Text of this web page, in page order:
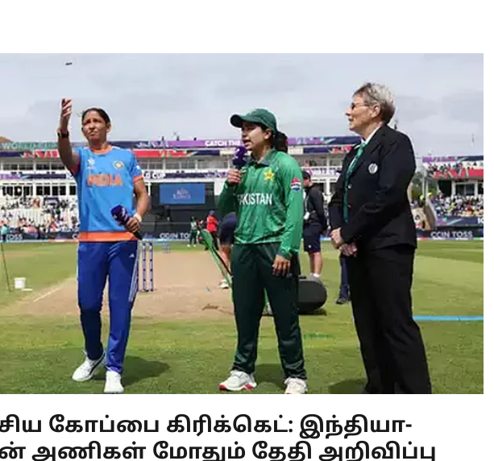
கோப்பை கிரிக்கெட்: இந்தியா-
அணிகள் மோதும் தேதி அறிவிப்பு